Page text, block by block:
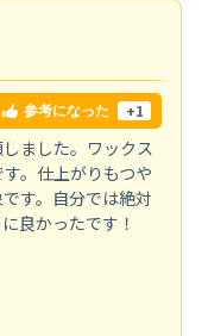
参考になった +1
ました。ワックス
。仕上がりもつや
す。自分では絶対
良かったです！